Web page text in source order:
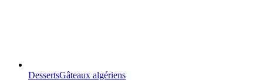
DessertsGâteaux algériens